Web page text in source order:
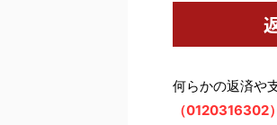
何らかの返済や
（0120316302）